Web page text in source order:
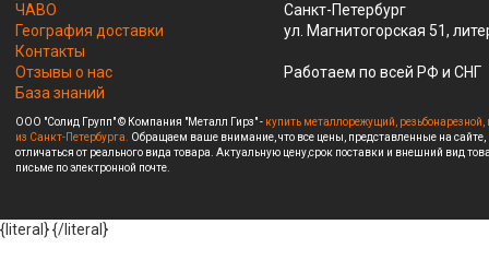
ЧАВО
География доставки
Контакты
Отзывы о нас
База знаний
Санкт-Петербург
ул. Магнитогорская 51,
Работаем по всей РФ и СНГ
ООО "Солид Групп" © Компания "Металл Гирз" - купить металлорежущий,
из Санкт-Петербурга. Обращаем ваше внимание, что все цены, представленные на
отличаться от реального вида товара. Актуальную цену,срок поставки и внешний вид
письме по электронной почте.
{literal}{/literal}